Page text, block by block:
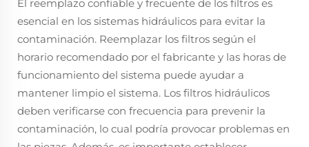
El reemplazo confiable y frecuente de los filtros es
esencial en los sistemas hidráulicos para evitar la
contaminación. Reemplazar los filtros según el
horario recomendado por el fabricante y las horas de
funcionamiento del sistema puede ayudar a
mantener limpio el sistema. Los filtros hidráulicos
deben verificarse con frecuencia para prevenir la
contaminación, lo cual podría provocar problemas en